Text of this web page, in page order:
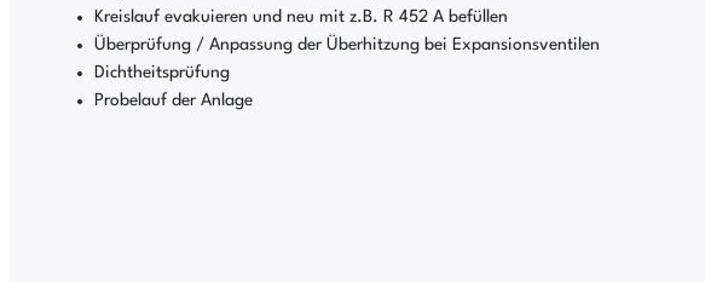
Kreislauf evakuieren und neu mit z.B. R 452 A befüllen
Überprüfung / Anpassung der Überhitzung bei Expansionsventilen
Dichtheitsprüfung
Probelauf der Anlage